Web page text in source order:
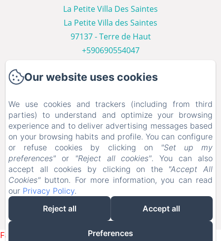
La Petite Villa Des Saintes
La Petite Villa des Saintes
97137 - Terre de Haut
+590690554047
Home
Les Villas
Fotogalerij
Les Saintes
Contact
diensten
Onze blog
Mogelijk gemaakt met Amenitiz
Failed to load BookingEngine/index: Loading chunk 1322
Our website uses cookies
We use cookies and trackers (including from third
parties) to understand and optimize your browsing
experience and to deliver advertising messages based
on your browsing habits and profile. You can configure
or refuse cookies by clicking on
"Set up my
preferences" or "Reject all cookies". You can also
accept all cookies by clicking on the "Accept All
Cookies" button. For more information, you can read
our Privacy Policy.
Reject all
Accept all
Preferences